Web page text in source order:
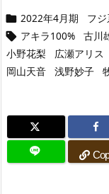
 2022年4月期 フ
 アキラ100% 古川
小野花梨
広瀬アリス
岡山天音
浅野妙子